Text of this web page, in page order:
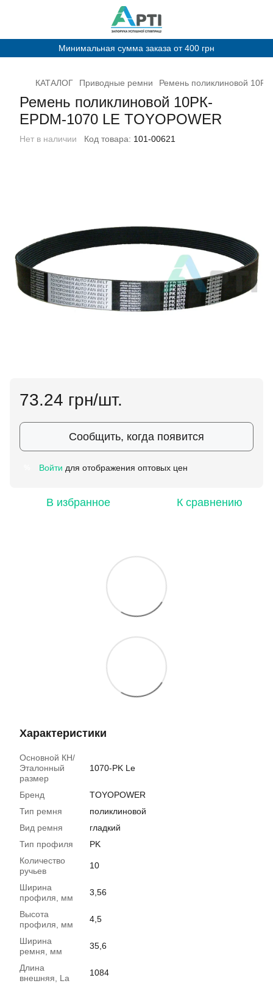
Минимальная сумма заказа от 400 грн
КАТАЛОГ Приводные ремни Ремень поликлиновой
Ремень поликлиновой 10РК-
EPDM-1070 LE TOYOPOWER
Нет в наличии Код товара: 101-00621
73.24 грн/шт.
Сообщить, когда появится
Войти для отображения оптовых цен
В избранное К сравнению
Характеристики
Основной КН/
Эталонный
размер
1070-PK Le
Бренд
TOYOPOWER
Тип ремня
поликлиновой
Вид ремня
гладкий
Тип профиля
PK
Количество
ручьев
10
Ширина
профиля, мм
3,56
Высота
профиля, мм
4,5
Ширина
ремня, мм
35,6
Длина
внешняя, La
1084